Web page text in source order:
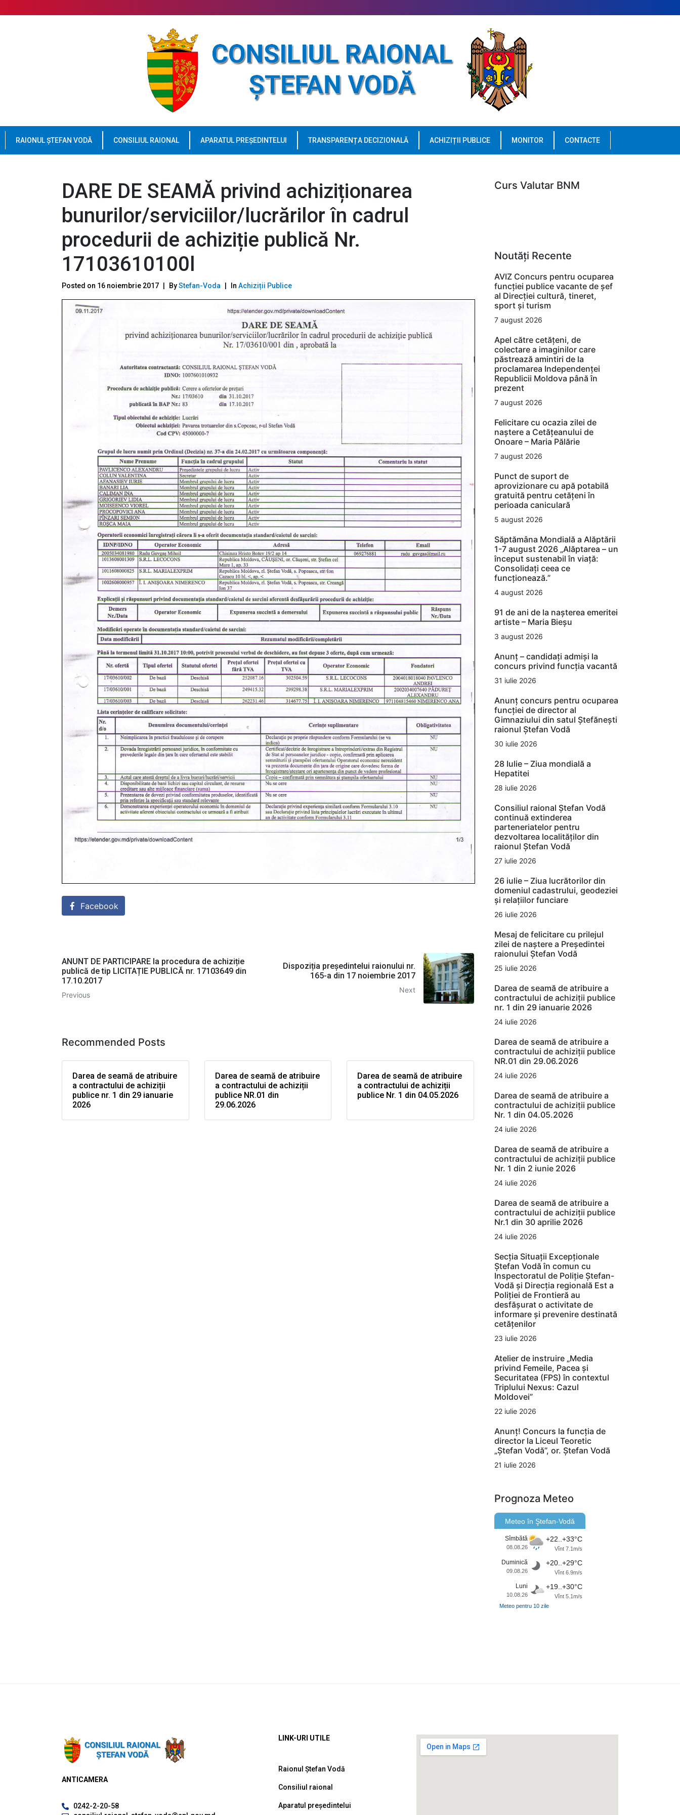
RAIONUL ȘTEFAN VODĂ CONSILIUL RAIONAL APARATUL PREȘEDINTELUI TRANSPARENȚA DECIZIONALĂ ACHIZIȚII PUBLICE MONITOR CONTACTE
DARE DE SEAMĂ privind achiziționarea
bunurilor/serviciilor/lucrărilor în cadrul
procedurii de achiziție publică Nr.
17103610100l
Posted on 16 noiembrie 2017 ByStefan-Voda In Achiziții Publice
Facebook
ANUNT DE PARTICIPARE la procedura de achiziție
publică de tip LICITAȚIE PUBLICĂ nr. 17103649 din
17.10.2017
Previous
Dispoziția președintelui raionului nr.
165-a din 17 noiembrie 2017
Next
Recommended Posts
Darea de seamă de atribuire
a contractului de achiziții
publice nr. 1 din 29 ianuarie
2026
Darea de seamă de atribuire
a contractului de achiziții
publice NR.01 din
29.06.2026
Darea de seamă de atribuire
a contractului de achiziții
publice Nr. 1 din 04.05.2026
Curs Valutar BNM
Noutăți Recente
AVIZ Concurs pentru ocuparea
funcţiei publice vacante de şef
al Direcţiei cultură, tineret,
sport şi turism
7 august 2026
Apel către cetățeni, de
colectare a imaginilor care
păstrează amintiri de la
proclamarea Independenței
Republicii Moldova până în
prezent
7 august 2026
Felicitare cu ocazia zilei de
naștere a Cetățeanului de
Onoare – Maria Pălărie
7 august 2026
Punct de suport de
aprovizionare cu apă potabilă
gratuită pentru cetățeni în
perioada caniculară
5 august 2026
Săptămâna Mondială a Alăptării
1-7 august 2026 „Alăptarea – un
început sustenabil în viață:
Consolidați ceea ce
funcționează.”
4 august 2026
91 de ani de la nașterea emeritei
artiste – Maria Bieșu
3 august 2026
Anunț – candidați admiși la
concurs privind funcția vacantă
31 iulie 2026
Anunț concurs pentru ocuparea
funcției de director al
Gimnaziului din satul Ștefănești
raionul Ștefan Vodă
30 iulie 2026
28 Iulie – Ziua mondială a
Hepatitei
28 iulie 2026
Consiliul raional Ștefan Vodă
continuă extinderea
parteneriatelor pentru
dezvoltarea localităților din
raionul Ștefan Vodă
27 iulie 2026
26 iulie – Ziua lucrătorilor din
domeniul cadastrului, geodeziei
și relațiilor funciare
26 iulie 2026
Mesaj de felicitare cu prilejul
zilei de naștere a Președintei
raionului Ștefan Vodă
25 iulie 2026
Darea de seamă de atribuire a
contractului de achiziții publice
nr. 1 din 29 ianuarie 2026
24 iulie 2026
Darea de seamă de atribuire a
contractului de achiziții publice
NR.01 din 29.06.2026
24 iulie 2026
Darea de seamă de atribuire a
contractului de achiziții publice
Nr. 1 din 04.05.2026
24 iulie 2026
Darea de seamă de atribuire a
contractului de achiziții publice
Nr. 1 din 2 iunie 2026
24 iulie 2026
Darea de seamă de atribuire a
contractului de achiziții publice
Nr.1 din 30 aprilie 2026
24 iulie 2026
Secția Situații Excepționale
Ștefan Vodă în comun cu
Inspectoratul de Poliție Ștefan-
Vodă și Direcția regională Est a
Poliției de Frontieră au
desfășurat o activitate de
informare și prevenire destinată
cetățenilor
23 iulie 2026
Atelier de instruire „Media
privind Femeile, Pacea și
Securitatea (FPS) în contextul
Triplului Nexus: Cazul
Moldovei”
22 iulie 2026
Anunț! Concurs la funcția de
director la Liceul Teoretic
„Ștefan Vodă”, or. Ștefan Vodă
21 iulie 2026
Prognoza Meteo
Meteo în Ştefan-Vodă
Sîmbătă
08.08.26
+22..+33°C
Vînt 7.1m/s
Duminică
09.08.26
+20..+29°C
Vînt 6.9m/s
Luni
10.08.26
+19..+30°C
Vînt 5.1m/s
Meteo pentru 10 zile
ANTICAMERA
0242-2-20-58
LINK-URI UTILE
Raionul Ștefan Vodă
Consiliul raional
Aparatul președintelui